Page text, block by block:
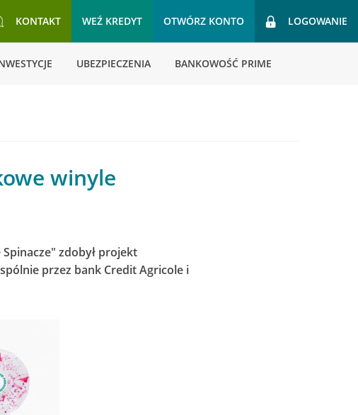
KONTAKT WEŹ KREDYT OTWÓRZ KONTO LOGOWANIE
UBEZPIECZENIA BANKOWOŚĆ PRIME
winyle
zdobył projekt
przez bank Credit Agricole i